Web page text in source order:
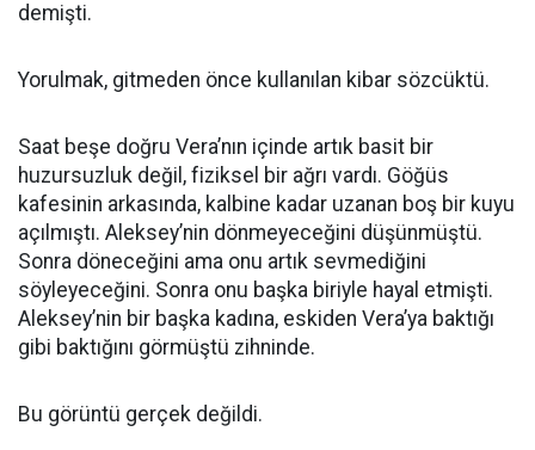
demişti.
Yorulmak, gitmeden önce kullanılan kibar sözcüktü.
Saat beşe doğru Vera’nın içinde artık basit bir
huzursuzluk değil, fiziksel bir ağrı vardı. Göğüs
kafesinin arkasında, kalbine kadar uzanan boş bir kuyu
açılmıştı. Aleksey’nin dönmeyeceğini düşünmüştü.
Sonra döneceğini ama onu artık sevmediğini
söyleyeceğini. Sonra onu başka biriyle hayal etmişti.
Aleksey’nin bir başka kadına, eskiden Vera’ya baktığı
gibi baktığını görmüştü zihninde.
Bu görüntü gerçek değildi.